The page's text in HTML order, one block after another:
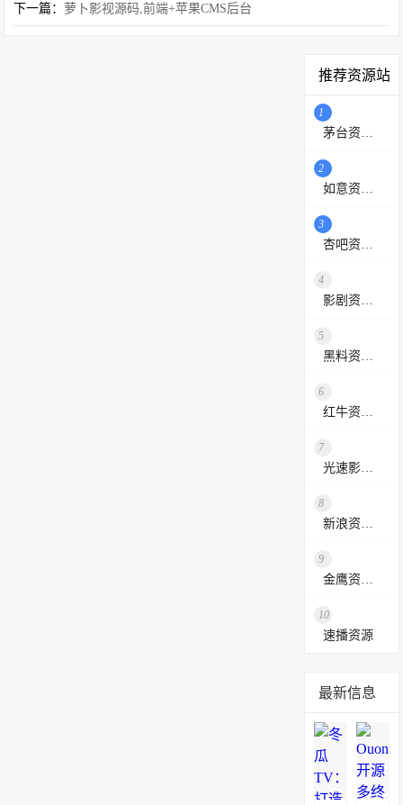
下一篇： 萝卜影视源码,前端+苹果CMS后台
推荐资源站
1
2
3
4
5
6
7
8
9
10
速播资源
最新信息